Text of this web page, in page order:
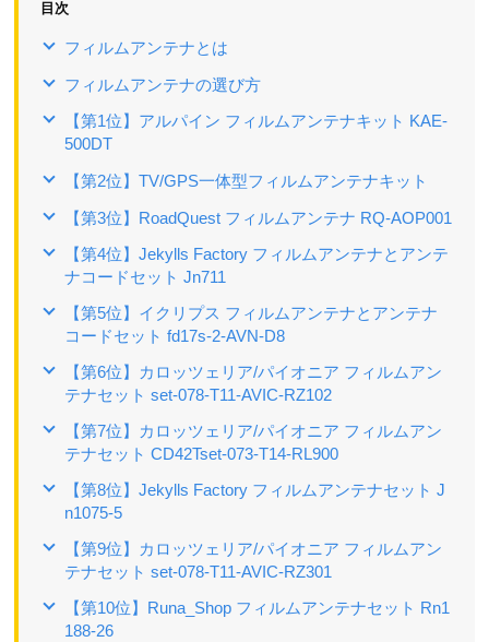
目次
フィルムアンテナとは
フィルムアンテナの選び方
【第1位】アルパイン フィルムアンテナキット KAE-
500DT
【第2位】TV/GPS一体型フィルムアンテナキット
【第3位】RoadQuest フィルムアンテナ RQ-AOP001
【第4位】Jekylls Factory フィルムアンテナとアンテ
ナコードセット Jn711
【第5位】イクリプス フィルムアンテナとアンテナ
コードセット fd17s-2-AVN-D8
【第6位】カロッツェリア/パイオニア フィルムアン
テナセット set-078-T11-AVIC-RZ102
【第7位】カロッツェリア/パイオニア フィルムアン
テナセット CD42Tset-073-T14-RL900
【第8位】Jekylls Factory フィルムアンテナセット J
n1075-5
【第9位】カロッツェリア/パイオニア フィルムアン
テナセット set-078-T11-AVIC-RZ301
【第10位】Runa_Shop フィルムアンテナセット Rn1
188-26